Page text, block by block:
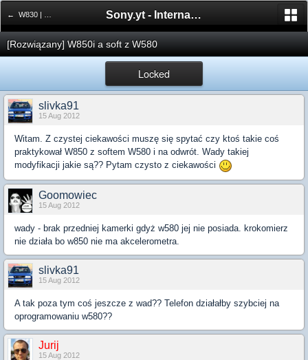
← W830 | W850 Sony.yt - International Sony Forum
[Rozwiązany] W850i a soft z W580
Locked
slivka91
15 Aug 2012
Witam. Z czystej ciekawości muszę się spytać czy ktoś takie coś
praktykował W850 z softem W580 i na odwrót. Wady takiej
modyfikacji jakie są?? Pytam czysto z ciekawości
Goomowiec
15 Aug 2012
wady - brak przedniej kamerki gdyż w580 jej nie posiada. krokomierz
nie działa bo w850 nie ma akcelerometra.
slivka91
15 Aug 2012
A tak poza tym coś jeszcze z wad?? Telefon działałby szybciej na
oprogramowaniu w580??
Jurij
15 Aug 2012